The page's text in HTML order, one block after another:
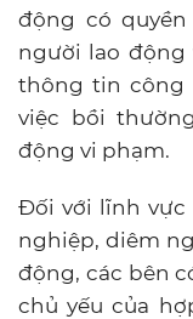
động có
người lao động
thông tin công
việc bồi
động vi phạm.
Đối với lĩnh vực
nghiệp, diêm
động, các bên
chủ yếu của